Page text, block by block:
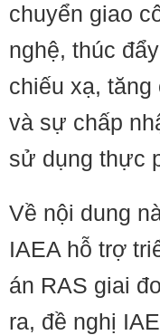
chuyển giao
nghệ, thúc
chiếu xạ,
và sự chấp
sử dụng thực
Về nội dung
IAEA hỗ trợ
án RAS giai
ra, đề nghị